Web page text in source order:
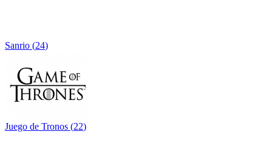
Sanrio (24)
Juego de Tronos (22)